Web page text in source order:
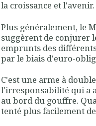
la croissance et l'avenir.
Plus généralement, le
suggèrent de conjurer
emprunts des
par le biais d'euro-
C'est une arme à
l'irresponsabilité qui a
au bord du gouffre.
tenté plus facilement